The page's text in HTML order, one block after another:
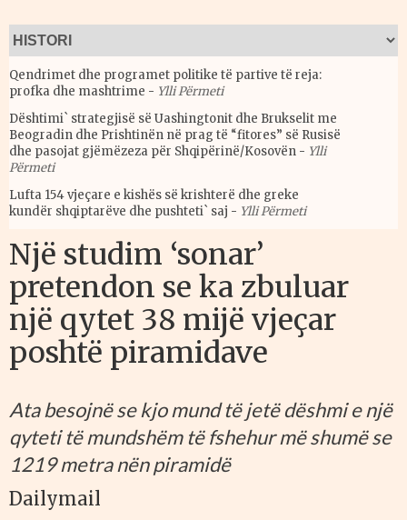
Qendrimet dhe programet politike të partive të reja:
profka dhe mashtrime - Ylli Përmeti
Dështimi` strategjisë së Uashingtonit dhe Brukselit me
Beogradin dhe Prishtinën në prag të “fitores” së Rusisë
dhe pasojat gjëmëzeza për Shqipërinë/Kosovën - Ylli
Përmeti
Lufta 154 vjeçare e kishës së krishterë dhe greke
kundër shqiptarëve dhe pushteti` saj - Ylli Përmeti
Një studim ‘sonar’
pretendon se ka zbuluar
një qytet 38 mijë vjeçar
poshtë piramidave
Ata besojnë se kjo mund të jetë dëshmi e një
qyteti të mundshëm të fshehur më shumë se
1219 metra nën piramidë
Dailymail